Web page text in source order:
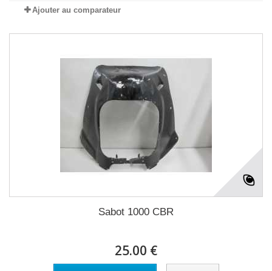
Ajouter au comparateur
Sabot 1000 CBR
25.00 €